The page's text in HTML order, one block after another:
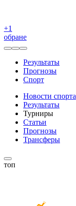
+1
обране
Результаты
Прогнозы
Спорт
Новости спорта
Результаты
Турниры
Статьи
Прогнозы
Трансферы
топ